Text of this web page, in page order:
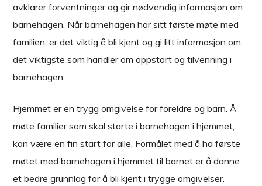
avklarer forventninger og gir nødvendig informasjon om
barnehagen. Når barnehagen har sitt første møte med
familien, er det viktig å bli kjent og gi litt informasjon om
det viktigste som handler om oppstart og tilvenning i
barnehagen.
Hjemmet er en trygg omgivelse for foreldre og barn. Å
møte familier som skal starte i barnehagen i hjemmet,
kan være en fin start for alle. Formålet med å ha første
møtet med barnehagen i hjemmet til barnet er å danne
et bedre grunnlag for å bli kjent i trygge omgivelser.